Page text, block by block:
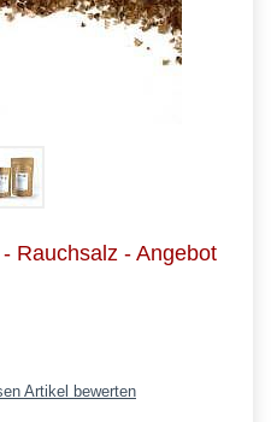
Rauchsalz - Angebot
Artikel bewerten